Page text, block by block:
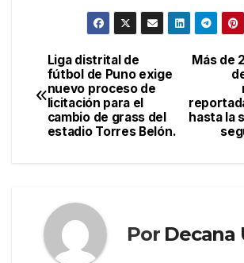
Navegación
de
entradas
Más de
hasta la
Liga distrital de
fútbol de Puno exige
nuevo proceso de
licitación para el
cambio de grass del
estadio Torres Belón.
Por Decana